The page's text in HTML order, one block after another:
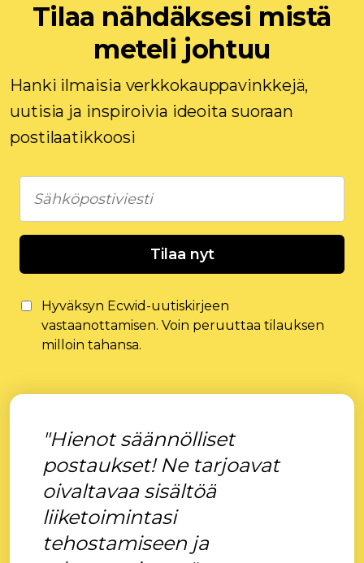
Tilaa nähdäksesi mistä
meteli johtuu
Hanki ilmaisia ​​verkkokauppavinkkejä,
uutisia ja inspiroivia ideoita suoraan
postilaatikkoosi
Tilaa nyt
Hyväksyn Ecwid-uutiskirjeen
vastaanottamisen. Voin peruuttaa tilauksen
milloin tahansa.
"Hienot säännölliset
postaukset! Ne tarjoavat
oivaltavaa sisältöä
liiketoimintasi
tehostamiseen ja